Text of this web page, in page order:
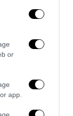
or
app.
να
βλάβη
Να με
βρείτε
κανέναν.
της